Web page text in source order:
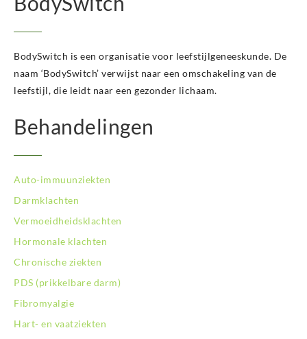
BodySwitch Hoorn
BodySwitch Kampen
BodySwitch Kerkrade
BodySwitch Krimpenerwaard
BodySwitch Leeuwarden
BodySwitch Leiden
BodySwitch Lelystad
BodySwitch Maastricht
BodySwitch Nijmegen
BodySwitch Oss
BodySwitch Purmerend
BodySwitch Rotterdam-Centrum
BodySwitch Rotterdam-Kralingen
BodySwitch Rotterdam-Oost
BodySwitch Schiedam
BodySwitch Tiel
BodySwitch is een organisatie voor leefstijlgeneeskunde. De
naam ‘BodySwitch’ verwijst naar een omschakeling van de
leefstijl, die leidt naar een gezonder lichaam.
Behandelingen
Auto-immuunziekten
Darmklachten
Vermoeidheidsklachten
Hormonale klachten
Chronische ziekten
PDS (prikkelbare darm)
Fibromyalgie
Hart- en vaatziekten